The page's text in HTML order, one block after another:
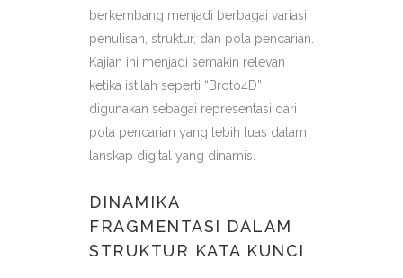
berkembang menjadi berbagai variasi
penulisan, struktur, dan pola pencarian.
Kajian ini menjadi semakin relevan
ketika istilah seperti “Broto4D”
digunakan sebagai representasi dari
pola pencarian yang lebih luas dalam
lanskap digital yang dinamis.
DINAMIKA
FRAGMENTASI DALAM
STRUKTUR KATA KUNCI